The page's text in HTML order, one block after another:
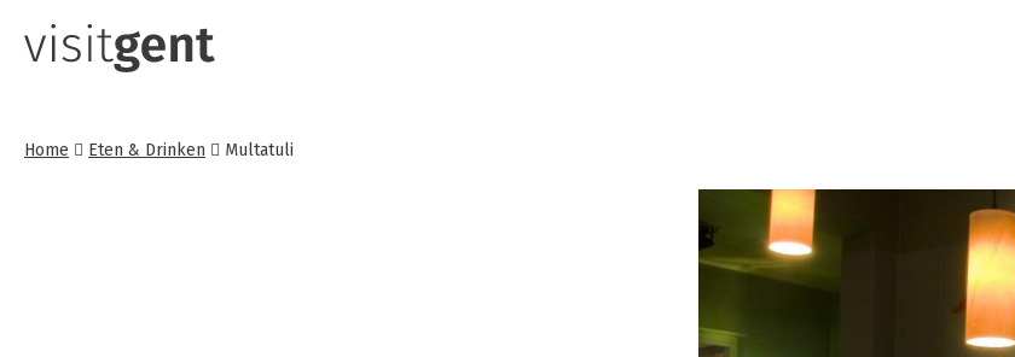
Overslaan
Home Eten & Drinken Multatuli